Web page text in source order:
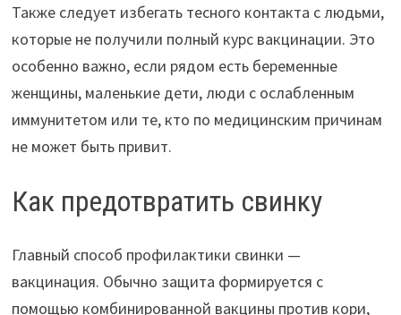
Также следует избегать тесного контакта с людьми,
которые не получили полный курс вакцинации. Это
особенно важно, если рядом есть беременные
женщины, маленькие дети, люди с ослабленным
иммунитетом или те, кто по медицинским причинам
не может быть привит.
Как предотвратить свинку
Главный способ профилактики свинки —
вакцинация. Обычно защита формируется с
помощью комбинированной вакцины против кори,